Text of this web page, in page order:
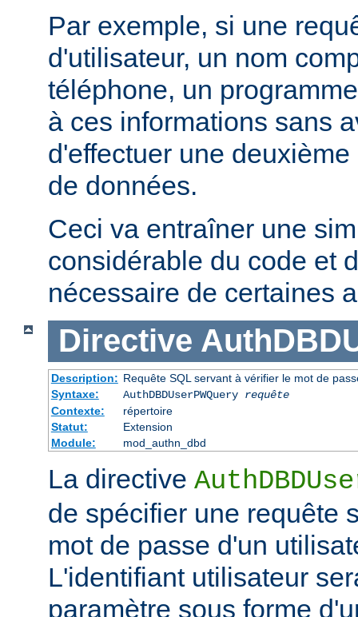
Par exemple, si une
d'utilisateur, un nom
téléphone, un
à ces informations sans
d'effectuer une
de données.
Ceci va entraîner une
considérable du code et
nécessaire de certaines
Directive
Description: Requête SQL servant à vérifier le mot de
Syntaxe:
AuthDBDUserPWQuery requête
Contexte:
répertoire
Statut:
Extension
Module:
mod_authn_dbd
La directive
de spécifier une requête
mot de passe d'un
L'identifiant utilisateur
paramètre sous forme